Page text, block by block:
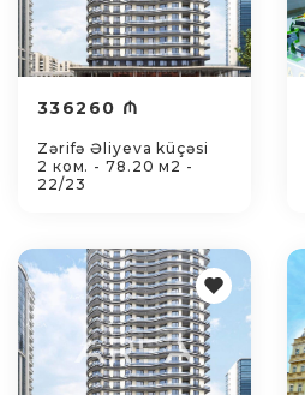
336260 ₼
Zərifə Əliyeva küçəsi
2 ком. - 78.20 м2 -
22/23